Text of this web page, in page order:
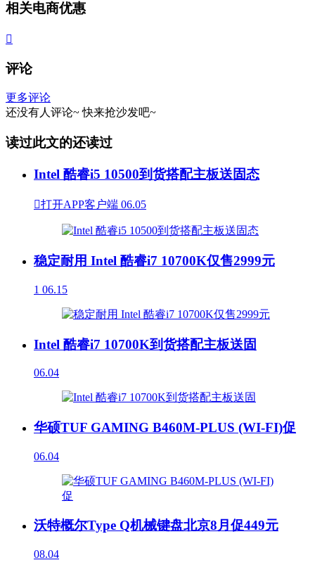
相关电商优惠

评论
更多评论
还没有人评论~ 快来抢沙发吧~
读过此文的还读过
Intel 酷睿i5 10500到货搭配主板送固态
打开APP客户端 06.05
稳定耐用 Intel 酷睿i7 10700K仅售2999元
1 06.15
Intel 酷睿i7 10700K到货搭配主板送固
06.04
华硕TUF GAMING B460M-PLUS (WI-FI)促
06.04
沃特概尔Type Q机械键盘北京8月促449元
08.04